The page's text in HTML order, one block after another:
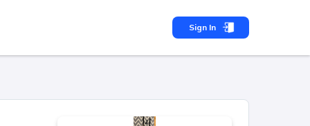
Sign In